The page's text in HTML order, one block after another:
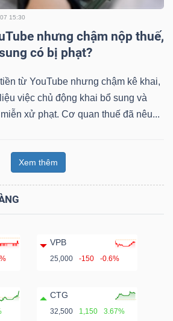
15:30
nhưng chậm nộp thuế,
có bị phạt?
từ YouTube nhưng chậm kê khai,
việc chủ động khai bổ sung và
xử phạt. Cơ quan thuế đã nêu...
Xem thêm
VPB
25,000 -150 -0.6%
CTG
32,500 1,150 3.67%